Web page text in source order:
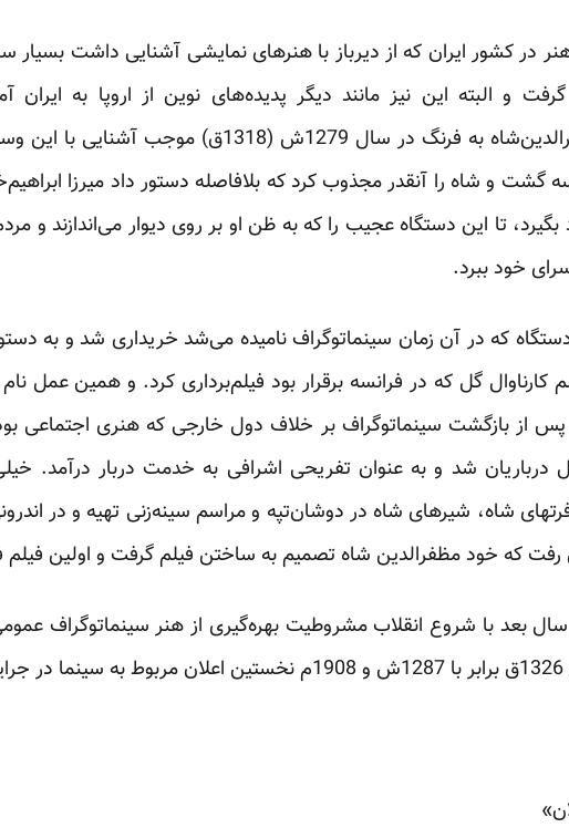
در کشور ایران که از دیرباز با هنرهای نمایشی آشنایی داشت بسیار
گرفت و البته این نیز مانند دیگر پدیده‌های نوین از اروپا به
مظفرالدین‌شاه به فرنگ در سال 1279ش
گشت و شاه را آنقدر مجذوب کرد که بلافاصله دستور داد میرزا
بگیرد، تا این دستگاه عجیب را که به ظن او بر روی دیوار می‌اندازند
خود ببرد.
که در آن زمان سینماتوگراف نامیده می‌شد خریداری شد و به
کارناوال گل که در فرانسه برقرار بود فیلم‌برداری کرد. و همین عمل نام
از بازگشت سینماتوگراف بر خلاف دول خارجی که هنری اجتماعی
درباریان شد و به عنوان تفریحی اشرافی به خدمت دربار درآمد.
شاه، شیرهای شاه در دوشان‌تپه و مراسم سینه‌زنی تهیه و در
که خود مظفرالدین ‌شاه تصمیم به ساختن فیلم گرفت و اولین فیلم
بعد با شروع انقلاب مشروطیت بهره‌گیری از هنر سینماتوگراف